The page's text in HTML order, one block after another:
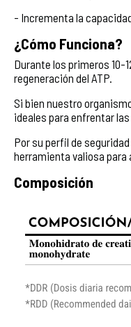
- Incrementa la
¿Cómo Funciona?
Durante los primeros
regeneración del ATP.
Si bien nuestro
ideales para enfrentar
Por su perfil de
herramienta valiosa
Composición